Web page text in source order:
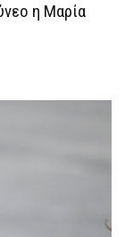
η Μαρία